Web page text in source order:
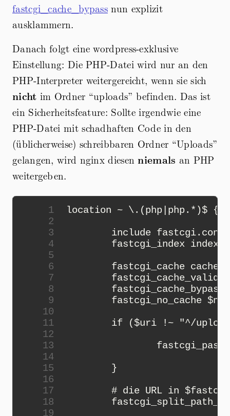
fastcgi_cache_bypass nun explizit
ausklammern.
Danach folgt eine wordpress-exklusive
Einstellung: Die PHP-Datei wird nur an den
PHP-Interpreter weitergereicht, wenn sie sich
nicht im Ordner “uploads” befinden. Das ist
ein Sicherheitsfeature: Sollte irgendwie eine
PHP-Datei mit schadhaften Code in den
(üblicherweise) schreibbaren Ordner “Uploads”
gelangen, wird nginx diesenniemals an PHP
weitergeben.
1 location ~ \ . (php php .* )$ {
2
3
include fastcgi. conf
4
fastcgi_index index
5
6
fastcgi_cache cache_
7
fastcgi_cache_valid
8
fastcgi_cache_bypass
9
fastcgi_no_cache $
10
11
if ($uri !~ "^/
12
13
fastcgi_pass
14
15
}
16
17
# die URL in
18
19